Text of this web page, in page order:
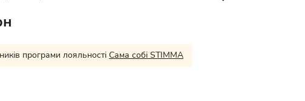
програми лояльності Сама собі STIMMA